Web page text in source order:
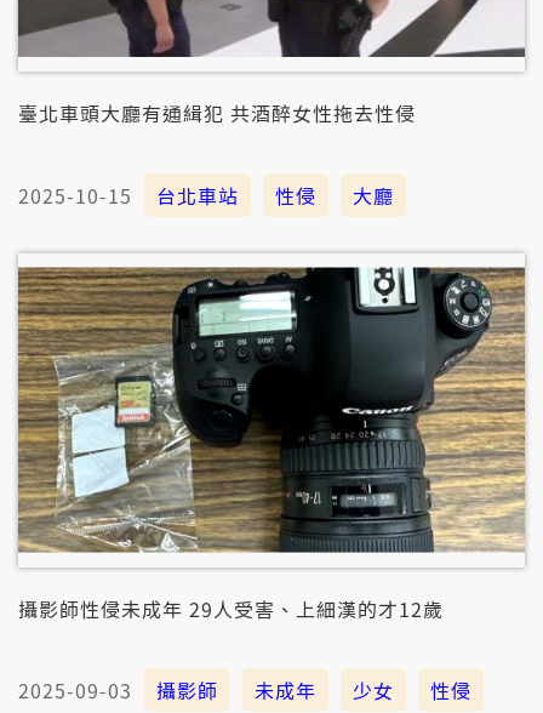
臺北車頭大廳有通緝犯 共酒醉女性拖去性侵
2025-10-15 台北車站 性侵 大廳
攝影師性侵未成年 29人受害、上細漢的才12歲
2025-09-03 攝影師 未成年 少女 性侵